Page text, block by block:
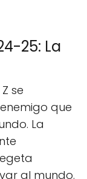
25: La
se
que
La
al mundo.